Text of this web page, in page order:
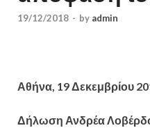
19/12/2018 - by admin
Αθήνα, 19 Δεκεμβρίου
Δήλωση Ανδρέα